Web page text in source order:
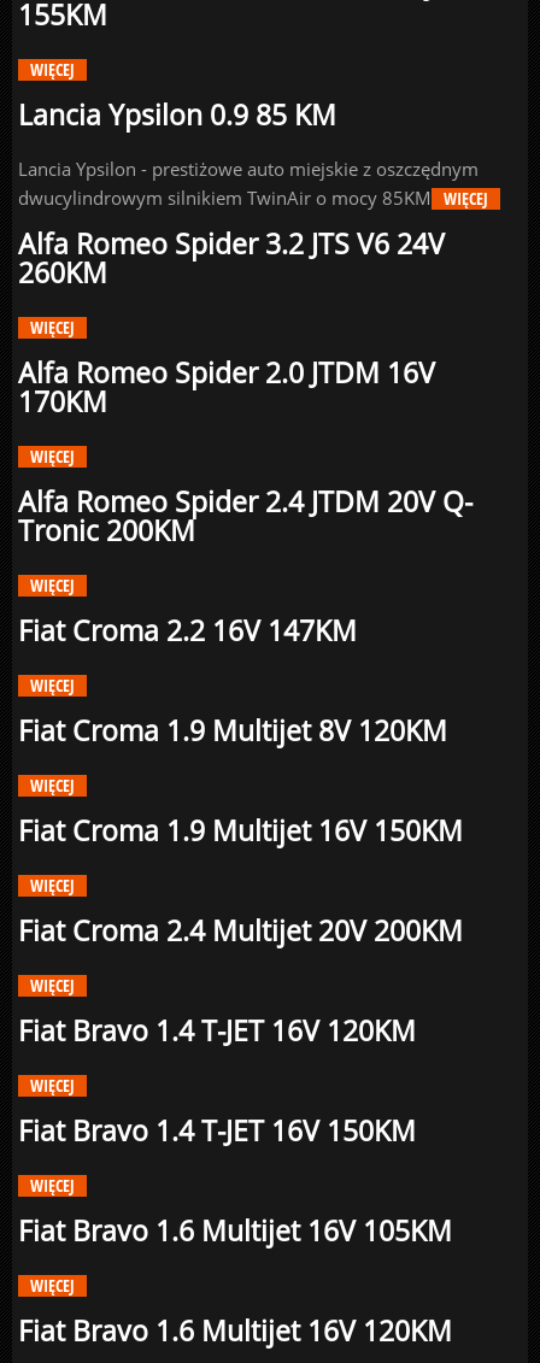
155KM
WIĘCEJ
Lancia Ypsilon 0.9 85 KM
Lancia Ypsilon - prestiżowe auto miejskie z oszczędnym
dwucylindrowym silnikiem TwinAir o mocy 85KM
WIĘCEJ
Alfa Romeo Spider 3.2 JTS V6 24V
260KM
WIĘCEJ
Alfa Romeo Spider 2.0 JTDM 16V
170KM
WIĘCEJ
Alfa Romeo Spider 2.4 JTDM 20V Q-
Tronic 200KM
WIĘCEJ
Fiat Croma 2.2 16V 147KM
WIĘCEJ
Fiat Croma 1.9 Multijet 8V 120KM
WIĘCEJ
Fiat Croma 1.9 Multijet 16V 150KM
WIĘCEJ
Fiat Croma 2.4 Multijet 20V 200KM
WIĘCEJ
Fiat Bravo 1.4 T-JET 16V 120KM
WIĘCEJ
Fiat Bravo 1.4 T-JET 16V 150KM
WIĘCEJ
Fiat Bravo 1.6 Multijet 16V 105KM
WIĘCEJ
Fiat Bravo 1.6 Multijet 16V 120KM